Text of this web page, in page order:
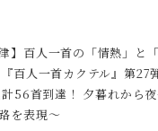
】百人一首の「情熱」と
百人一首カクテル』第27
56首到達！ 夕暮れから夜
を表現～